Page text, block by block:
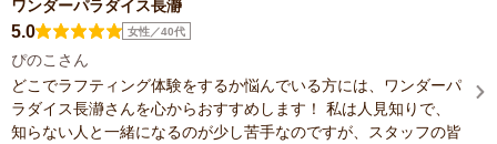
ワンダーパラダイス長瀞
5.0 女性／40代
ぴのこさん
どこでラフティング体験をするか悩んでいる方には、ワンダーパ
ラダイス長瀞さんを心からおすすめします！ 私は人見知りで、
知らない人と一緒になるのが少し苦手なのですが、スタッフの皆